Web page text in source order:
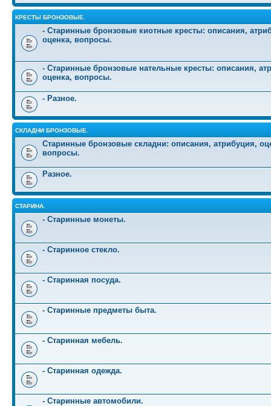
КРЕСТЫ БРОНЗОВЫЕ.
- Старинные бронзовые киотные кресты: описания,
оценка, вопросы.
- Старинные бронзовые нательные кресты: описания,
оценка, вопросы.
- Разное.
СКЛАДНИ БРОНЗОВЫЕ.
Старинные бронзовые складни: описания, атрибуция,
вопросы.
Разное.
СТАРИНА.
- Старинные монеты.
- Старинное стекло.
- Старинная посуда.
- Старинные предметы быта.
- Старинная мебель.
- Старинная одежда.
- Старинные автомобили.